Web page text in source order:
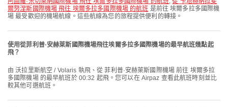
爾努涅斯國際機場 飛往 埃爾多拉多國際機場 的航班 是前往 埃爾多拉多國際機
場 最受歡迎的機場航線。這些航線為您的旅程提供便利的轉接。
使用從菲利普·安赫萊斯國際機場飛往埃爾多拉多國際機場的最早航班幾點起
飛？
由 沃拉里斯航空 / Volaris 執飛、從 菲利普·安赫萊斯國際機場 前往 埃爾多拉
多國際機場 的最早航班於 00:32 起飛。您可以在 Airpaz 查看此航班時刻並比
較其他可選航班。